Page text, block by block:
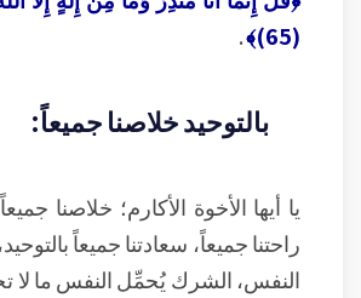
(65)﴾
.
بالتوحيد خلاصنا جميعاً:
يا أيها الأخوة الأكارم؛ خلاصنا
راحتنا جميعاً، سعادتنا جميعاً
النفس، الشرك يُحمِّل النفس ما لا